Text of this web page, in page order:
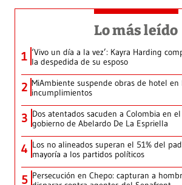
Lo más leído
1 ‘Vivo un día a la vez’: Kayra Harding
la despedida de su esposo
2 MiAmbiente suspende obras de hotel en
incumplimientos
3 Dos atentados sacuden a Colombia en
gobierno de Abelardo De La Espriella
4 Los no alineados superan el 51% del
mayoría a los partidos políticos
5 Persecución en Chepo: capturan a